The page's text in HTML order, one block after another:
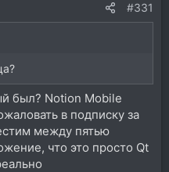
#331
был? Notion Mobile
в подписку за
между пятью
что это просто Qt